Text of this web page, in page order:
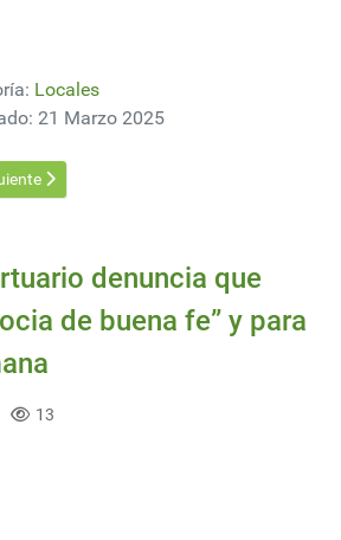
Locales
21 Marzo 2025
guardiana del bosque
siguiente: Los US$ 4.500 millones que
denuncia que
de buena fe” y para
13